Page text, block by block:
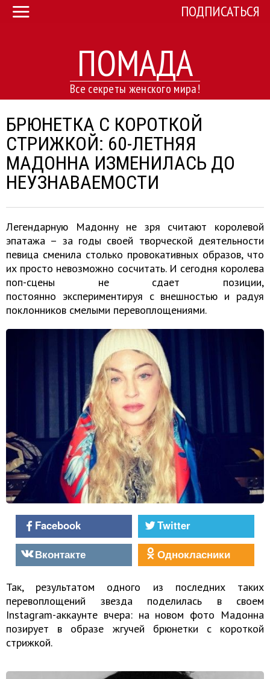
ПОМАДА
Все секреты женского мира!
ПОДПИСАТЬСЯ
БРЮНЕТКА С КОРОТКОЙ
СТРИЖКОЙ: 60-ЛЕТНЯЯ
МАДОННА ИЗМЕНИЛАСЬ ДО
НЕУЗНАВАЕМОСТИ
Легендарную Мадонну не зря считают королевой
эпатажа – за годы своей творческой деятельности
певица сменила столько провокативных образов, что
их просто невозможно сосчитать. И сегодня королева
поп-сцены не сдает позиции,
постоянно экспериментируя с внешностью и радуя
поклонников смелыми перевоплощениями.
Facebook
Twitter
Вконтакте
Однокласники
Так, результатом одного из последних таких
перевоплощений звезда поделилась в своем
Instagram-аккаунте вчера: на новом фото Мадонна
позирует в образе жгучей брюнетки с короткой
стрижкой.